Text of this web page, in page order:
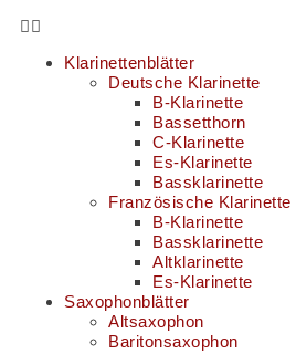
Klarinettenblätter
Deutsche Klarinette
B-Klarinette
Bassetthorn
C-Klarinette
Es-Klarinette
Bassklarinette
Französische Klarinette
B-Klarinette
Bassklarinette
Altklarinette
Es-Klarinette
Saxophonblätter
Altsaxophon
Baritonsaxophon